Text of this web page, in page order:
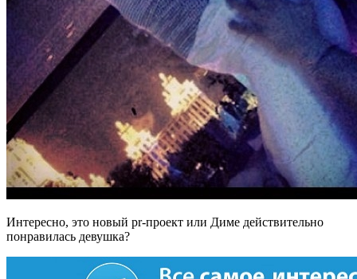
Интересно, это новый pr-проект или Диме действительно
понравилась девушка?